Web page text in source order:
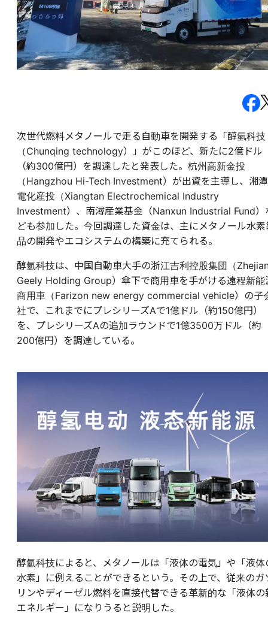
次世代燃料メタノールで走る自動車を開発する「醇氫科技
（Chunqing technology）」がこのほど、新たに2億ドル
（約300億円）を調達したと発表した。杭州高新金投
（Hangzhou Hi-Tech Investment）が出資を主導し、湘潭
電化産投（Xiangtan Electrochemical Industry
Investment）、南潯産業基金（Nanxun Industrial Fund）
ども参加した。今回調達した資金は、主にメタノール水素
品の開発やエコシステムの構築に充てられる。
醇氫科技は、中国自動車大手の浙江吉利控股集団（
Geely Holding Group）傘下で商用車を手がける遠程新能
商用車（Farizon new energy commercial vehicle）の子
社で、これまでにプレシリーズAで1億ドル（約150億円）
を、プレシリーズAの追加ラウンドで1億3500万ドル（約
200億円）を調達している。
醇氫科技によると、メタノールは「液体の電気」や「液体
水素」に例えることができるという。その上で、従来のガ
リンやディーゼル燃料を直接代替できる革新的な「液体の
エネルギー」になりうると説明した。